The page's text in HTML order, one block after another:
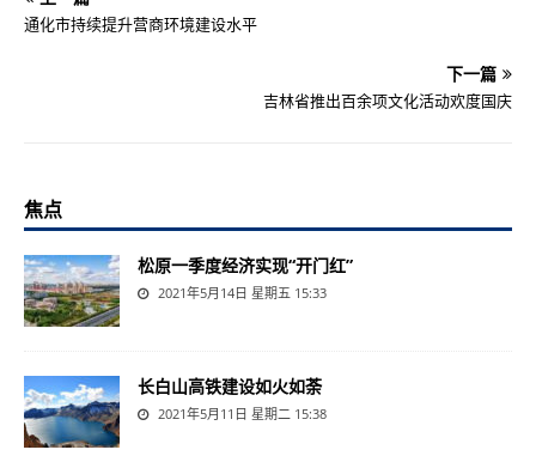
通化市持续提升营商环境建设水平
下一篇
吉林省推出百余项文化活动欢度国庆
焦点
松原一季度经济实现“开门红”
2021年5月14日 星期五 15:33
长白山高铁建设如火如荼
2021年5月11日 星期二 15:38